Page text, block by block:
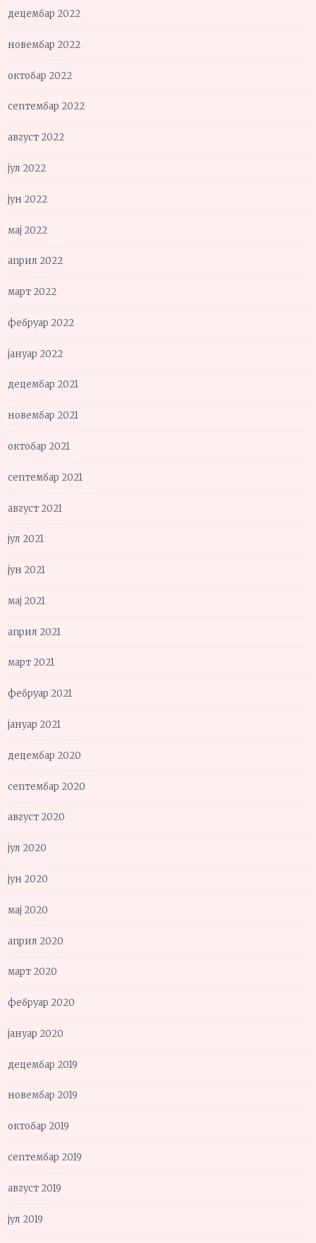
децембар 2022
новембар 2022
октобар 2022
септембар 2022
август 2022
јул 2022
јун 2022
мај 2022
април 2022
март 2022
фебруар 2022
јануар 2022
децембар 2021
новембар 2021
октобар 2021
септембар 2021
август 2021
јул 2021
јун 2021
мај 2021
април 2021
март 2021
фебруар 2021
јануар 2021
децембар 2020
септембар 2020
август 2020
јул 2020
јун 2020
мај 2020
април 2020
март 2020
фебруар 2020
јануар 2020
децембар 2019
новембар 2019
октобар 2019
септембар 2019
август 2019
јул 2019